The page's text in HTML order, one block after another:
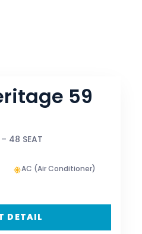
59
48 SEAT
AC (Air Conditioner)
DETAIL